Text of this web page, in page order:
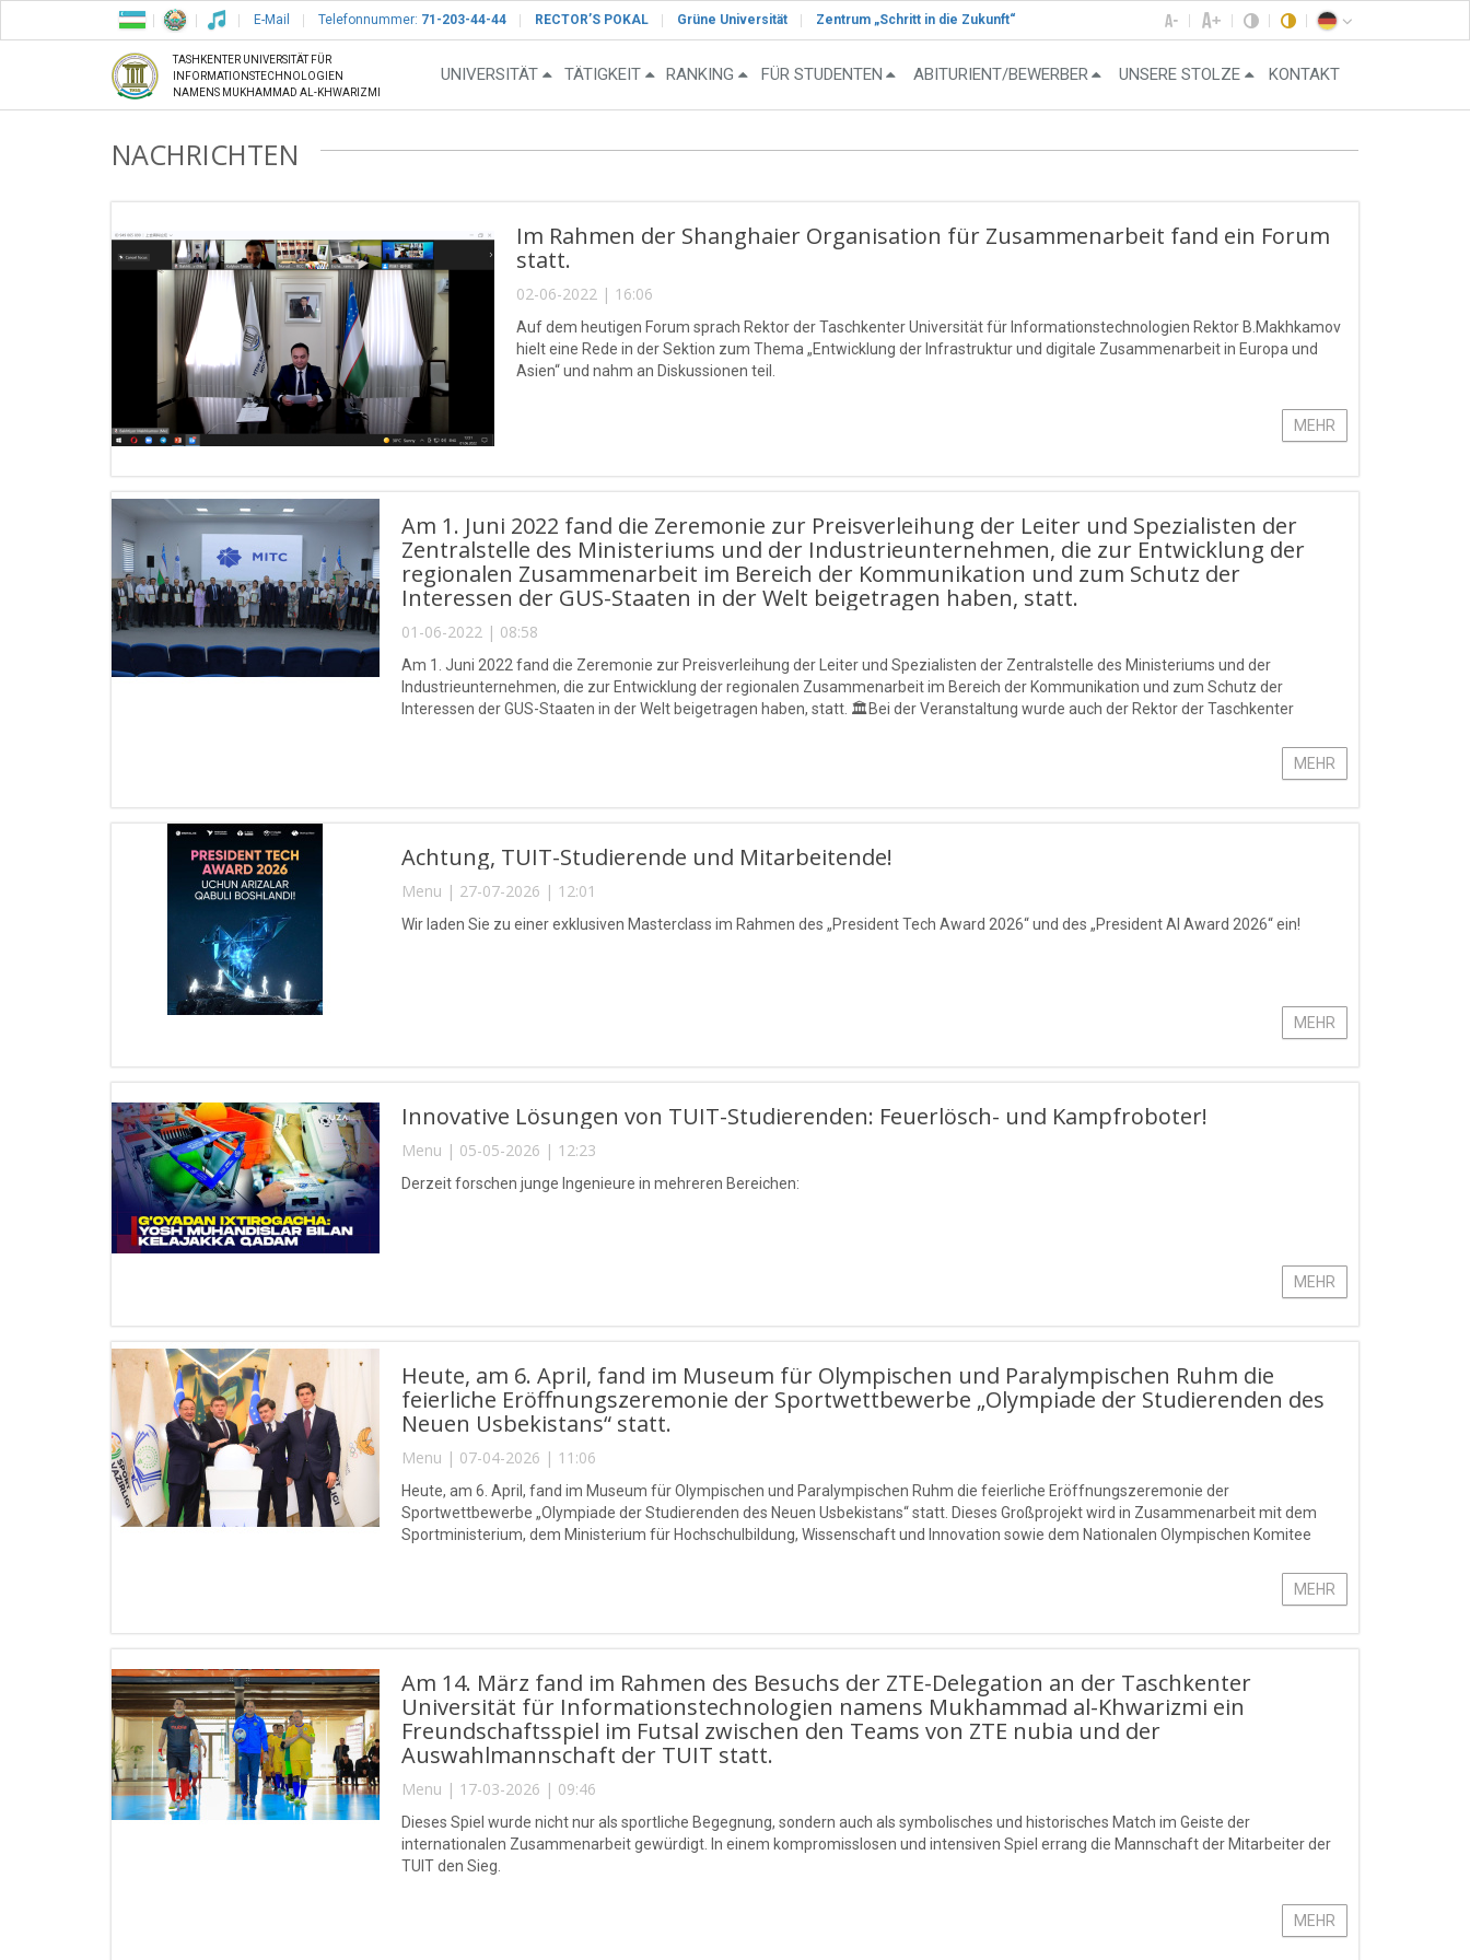
E-Mail Telefonnummer: 71-203-44-44 RECTOR’S POKAL Grüne Universität Zentrum „Schritt in die Zukunft“
TASHKENTER UNIVERSITÄT FÜR
INFORMATIONSTECHNOLOGIEN
NAMENS MUKHAMMAD AL-KHWARIZMI
UNIVERSITÄT TÄTIGKEIT RANKING FÜR STUDENTEN ABITURIENT/BEWERBER UNSERE STOLZE KONTAKT
NACHRICHTEN
Im Rahmen der Shanghaier Organisation für Zusammenarbeit fand ein Forum
statt.
02-06-2022 | 16:06
Auf dem heutigen Forum sprach Rektor der Taschkenter Universität für Informationstechnologien Rektor B.Makhkamov
hielt eine Rede in der Sektion zum Thema „Entwicklung der Infrastruktur und digitale Zusammenarbeit in Europa und
Asien“ und nahm an Diskussionen teil.
MEHR
Am 1. Juni 2022 fand die Zeremonie zur Preisverleihung der Leiter und Spezialisten der
Zentralstelle des Ministeriums und der Industrieunternehmen, die zur Entwicklung der
regionalen Zusammenarbeit im Bereich der Kommunikation und zum Schutz der
Interessen der GUS-Staaten in der Welt beigetragen haben, statt.
01-06-2022 | 08:58
Am 1. Juni 2022 fand die Zeremonie zur Preisverleihung der Leiter und Spezialisten der Zentralstelle des Ministeriums und der
Industrieunternehmen, die zur Entwicklung der regionalen Zusammenarbeit im Bereich der Kommunikation und zum Schutz der
Interessen der GUS-Staaten in der Welt beigetragen haben, statt. 🏛Bei der Veranstaltung wurde auch der Rektor der Taschkenter
MEHR
Achtung, TUIT-Studierende und Mitarbeitende!
Menu | 27-07-2026 | 12:01
Wir laden Sie zu einer exklusiven Masterclass im Rahmen des „President Tech Award 2026“ und des „President AI Award 2026“ ein!
MEHR
Innovative Lösungen von TUIT-Studierenden: Feuerlösch- und Kampfroboter!
Menu | 05-05-2026 | 12:23
Derzeit forschen junge Ingenieure in mehreren Bereichen:
MEHR
Heute, am 6. April, fand im Museum für Olympischen und Paralympischen Ruhm die
feierliche Eröffnungszeremonie der Sportwettbewerbe „Olympiade der Studierenden des
Neuen Usbekistans“ statt.
Menu | 07-04-2026 | 11:06
Heute, am 6. April, fand im Museum für Olympischen und Paralympischen Ruhm die feierliche Eröffnungszeremonie der
Sportwettbewerbe „Olympiade der Studierenden des Neuen Usbekistans“ statt. Dieses Großprojekt wird in Zusammenarbeit mit dem
Sportministerium, dem Ministerium für Hochschulbildung, Wissenschaft und Innovation sowie dem Nationalen Olympischen Komitee
MEHR
Am 14. März fand im Rahmen des Besuchs der ZTE-Delegation an der Taschkenter
Universität für Informationstechnologien namens Mukhammad al-Khwarizmi ein
Freundschaftsspiel im Futsal zwischen den Teams von ZTE nubia und der
Auswahlmannschaft der TUIT statt.
Menu | 17-03-2026 | 09:46
Dieses Spiel wurde nicht nur als sportliche Begegnung, sondern auch als symbolisches und historisches Match im Geiste der
internationalen Zusammenarbeit gewürdigt. In einem kompromisslosen und intensiven Spiel errang die Mannschaft der Mitarbeiter der
TUIT den Sieg.
MEHR